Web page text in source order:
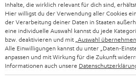
Notwendiges Zubehör ist
enthalten.
Weiteres Zubehör
Inhalte, die wirklich relevant für dich sind,
Hier willigst du der Verwendung aller Cookies
der Verarbeitung deiner Daten in Staaten
eine individuelle Auswahl kannst du jede
bzw. deaktivieren und mit „Auswahl
Alle Einwilligungen kannst du unter „Daten-
anpassen und mit Wirkung für die Zukunft
Informationen auch unsere